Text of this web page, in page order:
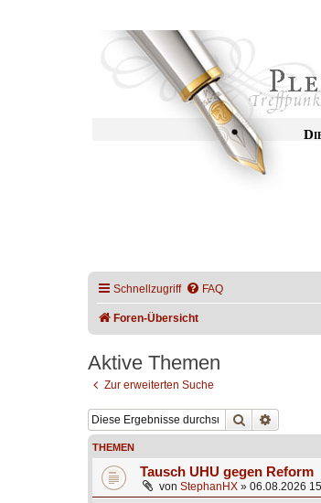
Schnellzugriff FAQ
Foren-Übersicht
Aktive Themen
Zur erweiterten Suche
Suche
THEMEN
Tausch UHU gegen Reform
von StephanHX » 06.08.2026